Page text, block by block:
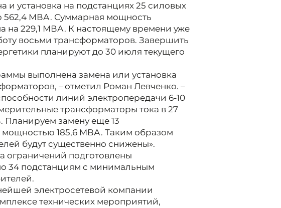
и установка на подстанциях 25 силовых
МВА. Суммарная мощность
на 229,1 МВА. К настоящему времени уже
восьми трансформаторов. Завершить
планируют до 30 июля текущего
выполнена замена или установка
– отметил Роман Левченко. –
линий электропередачи 6-10
трансформаторы тока в 27
Планируем замену еще 13
185,6 МВА. Таким образом
будут существенно снижены».
ограничений подготовлены
34 подстанциям с минимальным
электросетевой компании
технических мероприятий,